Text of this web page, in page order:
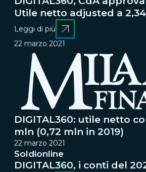
Utile netto adjusted a
Leggi di più
22 marzo 2021
DIGITAL360: utile netto
mln (0,72 mln in 2019)
22 marzo 2021
Soldionline
DIGITAL360, i conti del